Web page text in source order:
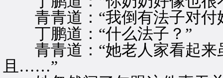
青青道：“我倒有法子对付
丁鹏道：“什么法子？”
青青道：“她老人家看起来
且……”